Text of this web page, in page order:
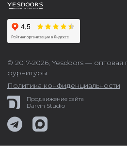
© 2017-2026, Yesdoors — оптовая
фурнитуры
Политика конфиденциальности
Продвижение сайта
Darvin Studio